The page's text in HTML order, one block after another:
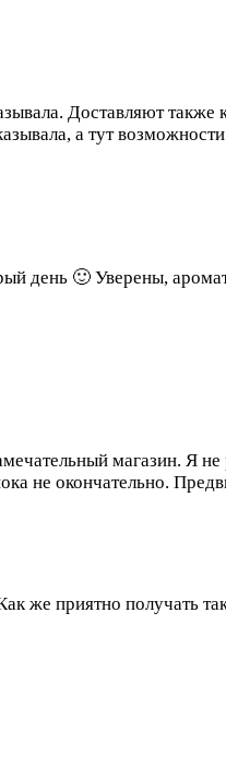
Доставляют
а тут
день 🙂 Уверены,
магазин. Я
не окончательно.
же приятно получать